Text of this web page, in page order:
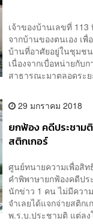
เจ้าของบ้านเลขที่
จากบ้านของตนเอง เ
บ้านที่อาศัยอยู่ในชุมชน
เนื่องจากเบื่อหน่ายกับ
สาธารณะมาตลอดระย
29 มกราคม 2018
ยกฟ้อง คดีประชาม
สติกเกอร์
ศูนย์ทนายความเพื่อสิ
คำพิพาษายกฟ้องคดีป
นักข่าว 1 คน ไม่มีควา
จำเลยได้แจกจ่ายสติก
พ.ร.บ.ประชามติ แต่ล